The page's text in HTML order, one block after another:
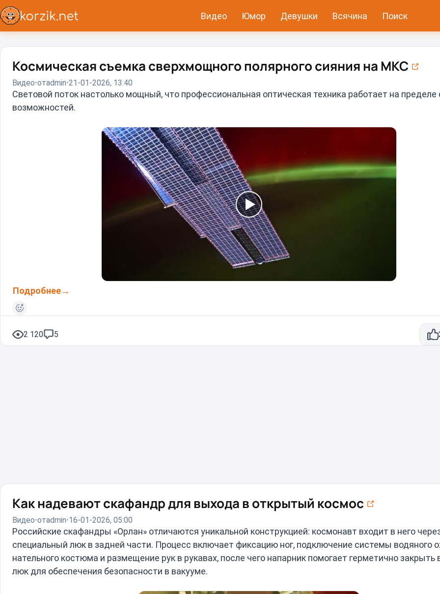
Видео Юмор Девушки Всячина Поиск
Космическая съемка сверхмощного полярного сияния на МКС
Видео отadmin 21-01-2026, 13:40
Световой поток настолько мощный, что профессиональная оптическая техника работает на пределе
возможностей.
Подробнее
2 120 5
Как надевают скафандр для выхода в открытый космос
Видео отadmin 16-01-2026, 05:00
Российские скафандры «Орлан» отличаются уникальной конструкцией: космонавт входит в него
специальный люк в задней части. Процесс включает фиксацию ног, подключение системы водяного
нательного костюма и размещение рук в рукавах, после чего напарник помогает герметично закрыть
люк для обеспечения безопасности в вакууме.